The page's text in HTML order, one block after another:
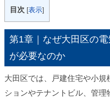
目次 [表示]
第1章｜なぜ大田区の
が必要なのか
大田区では、戸建住宅や小
ションやテナントビル、管